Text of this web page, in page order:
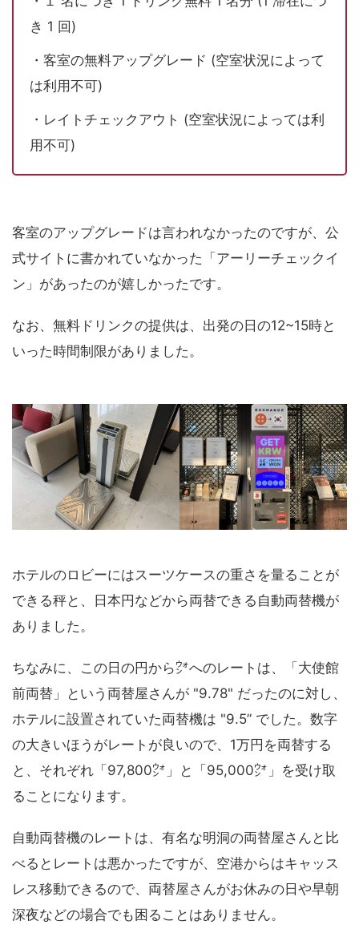
き 1 回)
・客室の無料アップグレード (空室状況によって
は利用不可)
・レイトチェックアウト (空室状況によっては利
用不可)
客室のアップグレードは言われなかったのですが、公
式サイトに書かれていなかった「アーリーチェックイ
ン」があったのが嬉しかったです。
なお、無料ドリンクの提供は、出発の日の12~15時と
いった時間制限がありました。
ホテルのロビーにはスーツケースの重さを量ることが
できる秤と、日本円などから両替できる自動両替機が
ありました。
ちなみに、この日の円から㌆へのレートは、「大使館
前両替」という両替屋さんが "9.78" だったのに対し、
ホテルに設置されていた両替機は "9.5” でした。数字
の大きいほうがレートが良いので、1万円を両替する
と、それぞれ「97,800㌆」と「95,000㌆」を受け取
ることになります。
自動両替機のレートは、有名な明洞の両替屋さんと比
べるとレートは悪かったですが、空港からはキャッス
レス移動できるので、両替屋さんがお休みの日や早朝
深夜などの場合でも困ることはありません。